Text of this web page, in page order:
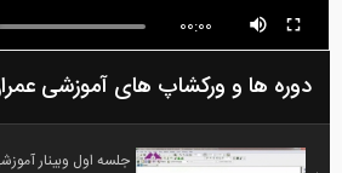
00:00
دوره ها و ورکشاپ های آموزشی عمران
جلسه اول وبینار